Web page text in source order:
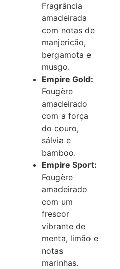
Fragrância
amadeirada
com notas de
manjericão,
bergamota e
musgo.
Empire Gold:
Fougère
amadeirado
com a força
do couro,
sálvia e
bamboo.
Empire Sport:
Fougère
amadeirado
com um
frescor
vibrante de
menta, limão e
notas
marinhas.